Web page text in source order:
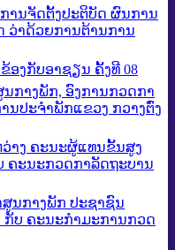
ານຈັດຕັ້ງປະຕິບັດ ຜົນການ
ວ່າດ້ວຍການຕ້ານການ
ອງກັບອາຊຽນ ຄັ້ງທີ 08
ກາງພັກ, ອົງການກວດກາ
ນປະຈຳພັກແຂວງ ກວາງຕົ່ງ
າງ ຄະນະຜູ້ແທນຂັ້ນສູງ
ຄະນະກວດກາລັດຖະບານ
ນກາງພັກ ປະຊາຊົນ
ບ ຄະນະກຳມະການກວດ